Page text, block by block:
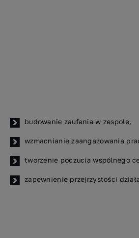
budowanie zaufania w zespole,
wzmacnianie zaangażowania
tworzenie poczucia wspólnego
zapewnienie przejrzystości